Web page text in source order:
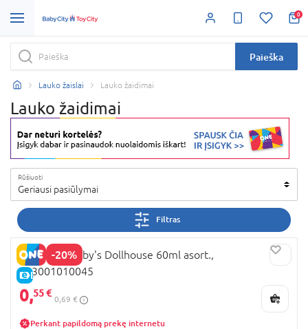
0
Paieška
Lauko žaislai Lauko žaidimai
Lauko žaidimai
Rūšiuoti
Geriausi pasiūlymai
Filtras
-20%
E-KAINA
DULCOP Gabby's Dollhouse 60ml asort.,
103001010045
0,55 €
0,69 €
Perkant papildomą prekę internetu